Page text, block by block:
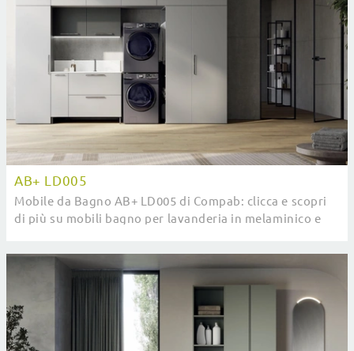
AB+ LD005
Mobile da Bagno AB+ LD005 di Compab: clicca e scopri
di più su mobili bagno per lavanderia in melaminico e